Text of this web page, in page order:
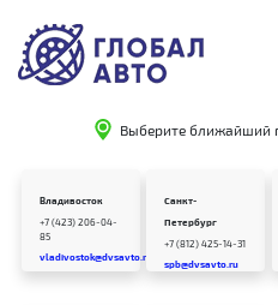
Выберите ближайший
Владивосток
+7 (423) 206-04-
85
vladivostok@dvsavto.ru
Санкт-
Петербург
+7 (812) 425-14-31
spb@dvsavto.ru